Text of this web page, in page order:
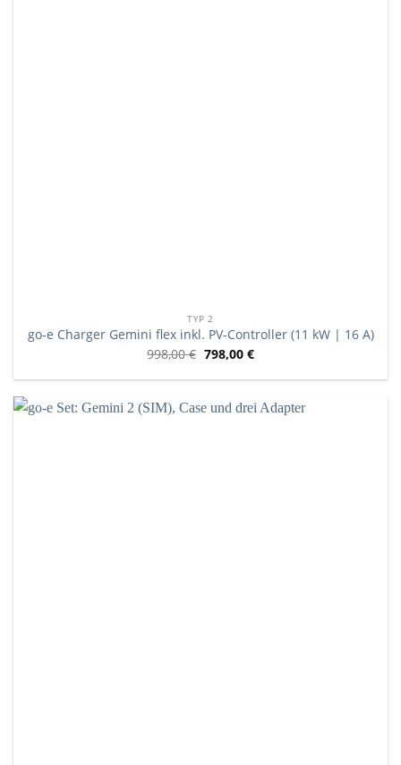
TYP 2
go-e Charger Gemini flex inkl. PV-Controller (11 kW | 16 A)
998,00€ 798,00 €